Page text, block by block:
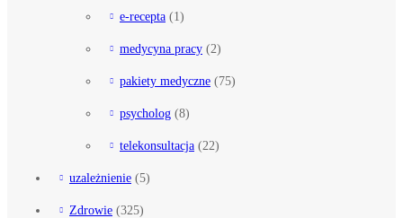
e-recepta (1)
medycyna pracy (2)
pakiety medyczne (75)
psycholog (8)
telekonsultacja (22)
uzależnienie (5)
Zdrowie (325)